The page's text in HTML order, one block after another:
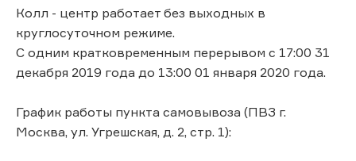
Колл - центр работает без выходных в
круглосуточном режиме.
C одним кратковременным перерывом с 17:00 31
декабря 2019 года до 13:00 01 января 2020 года.
График работы пункта самовывоза (ПВЗ г.
Москва, ул. Угрешская, д. 2, стр. 1):